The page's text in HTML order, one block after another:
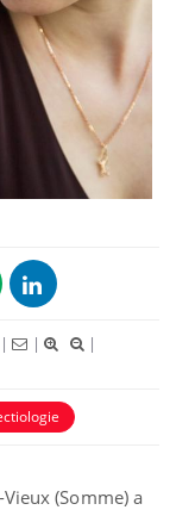
| |
|
(Somme) a